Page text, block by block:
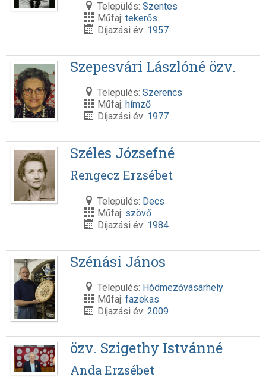
Település: Szentes
Műfaj: tekerős
Díjazási év: 1957
Szepesvári Lászlóné özv.
Település: Szerencs
Műfaj: hímző
Díjazási év: 1977
Széles Józsefné
Rengecz Erzsébet
Település: Decs
Műfaj: szövő
Díjazási év: 1984
Szénási János
Település: Hódmezővásárhely
Műfaj: fazekas
Díjazási év: 2009
özv. Szigethy Istvánné
Anda Erzsébet